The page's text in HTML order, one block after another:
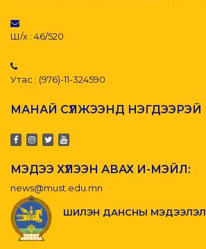
Ш/х : 46/520
Утас : (976)-11-324590
МАНАЙ СҮЛЖЭЭНД НЭГДЭЭРЭЙ
МЭДЭЭ ХҮЛЭЭН АВАХ И-МЭЙЛ:
news@must.edu.mn
ШИЛЭН ДАНСНЫ МЭДЭЭЛЭЛ